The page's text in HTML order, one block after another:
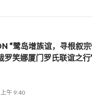
“鹭岛增族谊，寻根叙
罗笑娜厦门罗氏联谊之行
午 9:40